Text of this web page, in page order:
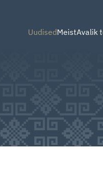
UudisedMeistAvalik